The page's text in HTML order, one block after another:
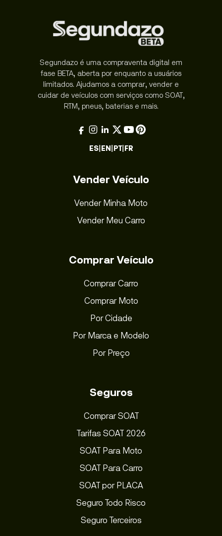
Segundazo é uma compraventa digital em
fase BETA, aberta por enquanto a usuários
limitados. Ajudamos a comprar, vender e
cuidar de veículos com serviços como SOAT,
RTM, pneus, baterias e mais.
ES|EN|PT|FR
Vender Veículo
Vender Minha Moto
Vender Meu Carro
Comprar Veículo
Comprar Carro
Comprar Moto
Por Cidade
Por Marca e Modelo
Por Preço
Seguros
Comprar SOAT
Tarifas SOAT 2026
SOAT Para Moto
SOAT Para Carro
SOAT por PLACA
Seguro Todo Risco
Seguro Terceiros